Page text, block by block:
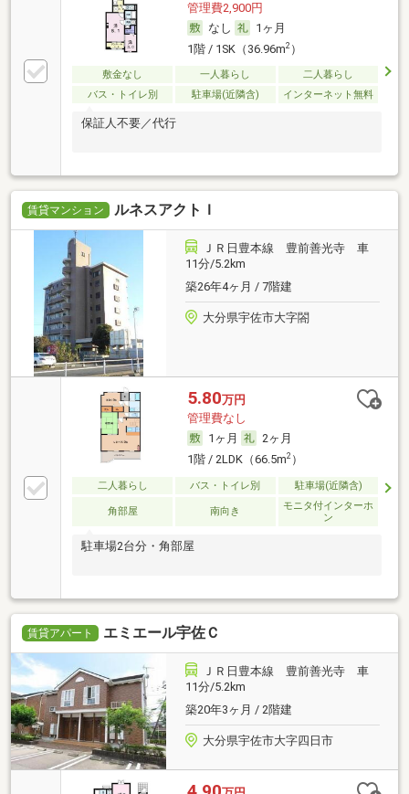
管理費2,900円
なし
1ヶ月
1階 / 1SK（36.96m2）
敷金なし 一人暮らし
二人暮らし
バス・トイレ別
駐車場(近隣含) インターネット無料
保証人不要／代行
賃貸マンション ルネスアクトＩ
ＪＲ日豊本線 豊前善光寺 車
11分/5.2km
築26年4ヶ月 / 7階建
大分県宇佐市大字閤
5.80万円
管理費なし
1ヶ月
2ヶ月
1階 / 2LDK（66.5m2）
二人暮らし バス・トイレ別 駐車場(近隣含)
角部屋 南向き
モニタ付インターホ
ン
駐車場2台分・角部屋
賃貸アパート エミエール宇佐Ｃ
ＪＲ日豊本線 豊前善光寺 車
11分/5.2km
築20年3ヶ月 / 2階建
大分県宇佐市大字四日市